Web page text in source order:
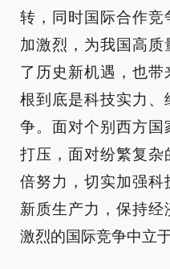
转，同时国际合作竞
加激烈，为我国高
了历史新机遇，也带
根到底是科技实力、
争。面对个别西方国
打压，面对纷繁复杂
倍努力，切实加强科
新质生产力，保持经
激烈的国际竞争中立